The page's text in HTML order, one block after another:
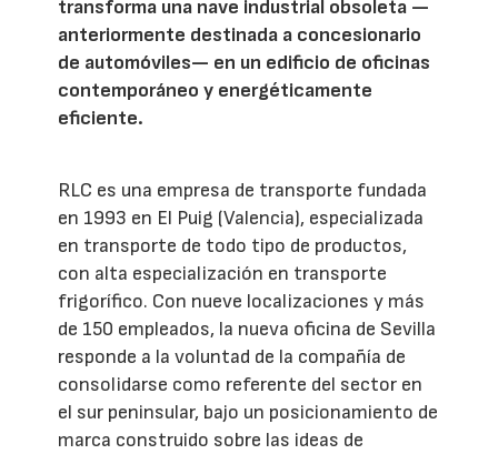
transforma una nave industrial obsoleta —
anteriormente destinada a concesionario
de automóviles— en un edificio de oficinas
contemporáneo y energéticamente
eficiente.
RLC es una empresa de transporte fundada
en 1993 en El Puig (Valencia), especializada
en transporte de todo tipo de productos,
con alta especialización en transporte
frigorífico. Con nueve localizaciones y más
de 150 empleados, la nueva oficina de Sevilla
responde a la voluntad de la compañía de
consolidarse como referente del sector en
el sur peninsular, bajo un posicionamiento de
marca construido sobre las ideas de